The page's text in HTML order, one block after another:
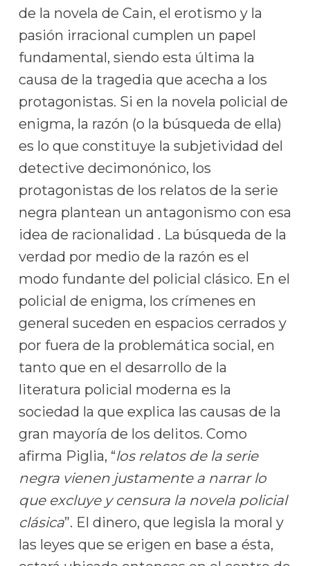
de la novela de Cain, el erotismo y la
pasión irracional cumplen un papel
fundamental, siendo esta última la
causa de la tragedia que acecha a los
protagonistas. Si en la novela policial de
enigma, la razón (o la búsqueda de ella)
es lo que constituye la subjetividad del
detective decimonónico, los
protagonistas de los relatos de la serie
negra plantean un antagonismo con esa
idea de racionalidad . La búsqueda de la
verdad por medio de la razón es el
modo fundante del policial clásico. En el
policial de enigma, los crímenes en
general suceden en espacios cerrados y
por fuera de la problemática social, en
tanto que en el desarrollo de la
literatura policial moderna es la
sociedad la que explica las causas de la
gran mayoría de los delitos. Como
afirma Piglia, “los relatos de la serie
negra vienen justamente a narrar lo
que excluye y censura la novela policial
clásica”. El dinero, que legisla la moral y
las leyes que se erigen en base a ésta,